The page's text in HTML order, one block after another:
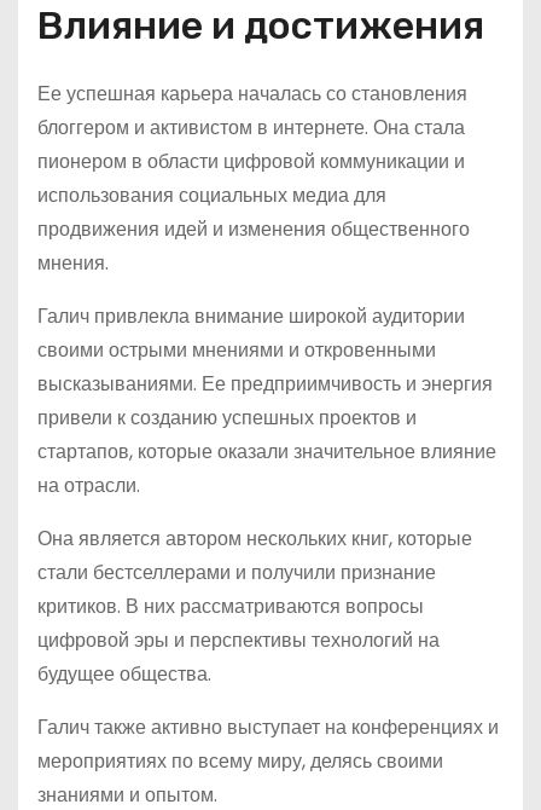
Влияние и достижения
Ее успешная карьера началась со становления
блоггером и активистом в интернете. Она стала
пионером в области цифровой коммуникации и
использования социальных медиа для
продвижения идей и изменения общественного
мнения.
Галич привлекла внимание широкой аудитории
своими острыми мнениями и откровенными
высказываниями. Ее предприимчивость и энергия
привели к созданию успешных проектов и
стартапов, которые оказали значительное влияние
на отрасли.
Она является автором нескольких книг, которые
стали бестселлерами и получили признание
критиков. В них рассматриваются вопросы
цифровой эры и перспективы технологий на
будущее общества.
Галич также активно выступает на конференциях и
мероприятиях по всему миру, делясь своими
знаниями и опытом.